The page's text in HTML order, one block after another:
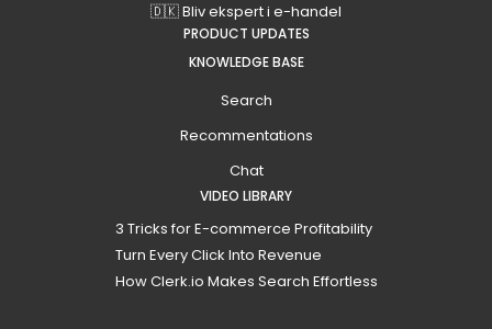
🇩🇰 Bliv ekspert i e-handel
PRODUCT UPDATES
KNOWLEDGE BASE
Search
Recommentations
Chat
VIDEO LIBRARY
3 Tricks for E-commerce Profitability
Turn Every Click Into Revenue
How Clerk.io Makes Search Effortless